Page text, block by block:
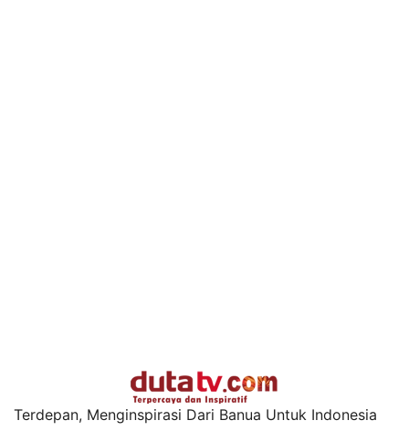
Terdepan, Menginspirasi Dari Banua Untuk Indonesia